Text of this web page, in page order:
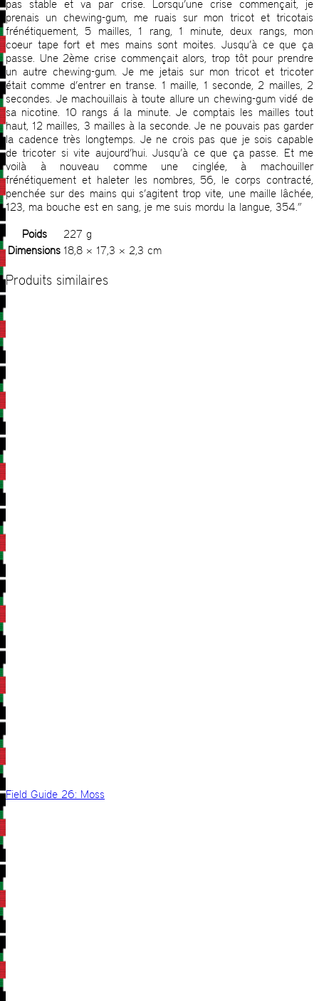
pas stable et va par crise. Lorsqu’une crise commençait, je
prenais un chewing-gum, me ruais sur mon tricot et tricotais
frénétiquement, 5 mailles, 1 rang, 1 minute, deux rangs, mon
coeur tape fort et mes mains sont moites. Jusqu’à ce que ça
passe. Une 2ème crise commençait alors, trop tôt pour prendre
un autre chewing-gum. Je me jetais sur mon tricot et tricoter
était comme d’entrer en transe. 1 maille, 1 seconde, 2 mailles, 2
secondes. Je machouillais à toute allure un chewing-gum vidé de
sa nicotine. 10 rangs á la minute. Je comptais les mailles tout
haut, 12 mailles, 3 mailles à la seconde. Je ne pouvais pas garder
la cadence très longtemps. Je ne crois pas que je sois capable
de tricoter si vite aujourd’hui. Jusqu’à ce que ça passe. Et me
voilà à nouveau comme une cinglée, à machouiller
frénétiquement et haleter les nombres, 56, le corps contracté,
penchée sur des mains qui s’agitent trop vite, une maille lâchée,
123, ma bouche est en sang, je me suis mordu la langue, 354.”
Poids
227 g
Dimensions 18,8 × 17,3 × 2,3 cm
Produits similaires
Field Guide 26: Moss